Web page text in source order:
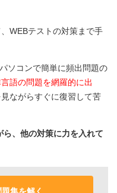
WEBテストの対策まで手
ソコンで簡単に頻出問題の
語の問題を網羅的に出
ながらすぐに復習して苦
、他の対策に力を入れて